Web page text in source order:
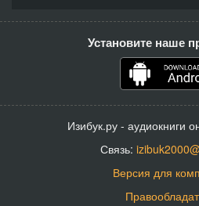
Установите наше
Изибук.ру - аудиокниги
Связь:
Версия для